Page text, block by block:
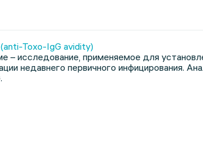
Toxo-IgG avidity)
– исследование, применяемое для
недавнего первичного инфицирования.